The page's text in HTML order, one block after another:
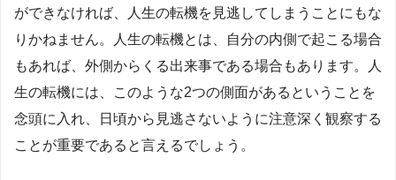
ができなければ、人生の転機を見逃してしまうことにもな
りかねません。人生の転機とは、自分の内側で起こる場合
もあれば、外側からくる出来事である場合もあります。人
生の転機には、このような2つの側面があるということを
念頭に入れ、日頃から見逃さないように注意深く観察する
ことが重要であると言えるでしょう。